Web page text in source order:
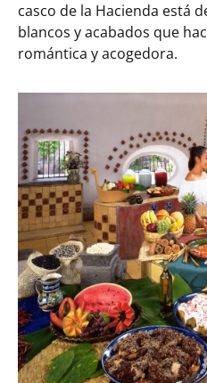
casco de la Hacienda está
blancos y acabados que
romántica y acogedora.